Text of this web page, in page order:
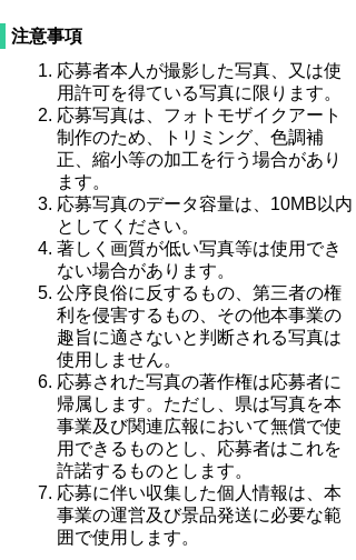
注意事項
応募者本人が撮影した写真、又は使
用許可を得ている写真に限ります。
応募写真は、フォトモザイクアート
制作のため、トリミング、色調補
正、縮小等の加工を行う場合があり
ます。
応募写真のデータ容量は、10MB以内
としてください。
著しく画質が低い写真等は使用でき
ない場合があります。
公序良俗に反するもの、第三者の権
利を侵害するもの、その他本事業の
趣旨に適さないと判断される写真は
使用しません。
応募された写真の著作権は応募者に
帰属します。ただし、県は写真を本
事業及び関連広報において無償で使
用できるものとし、応募者はこれを
許諾するものとします。
応募に伴い収集した個人情報は、本
事業の運営及び景品発送に必要な範
囲で使用します。